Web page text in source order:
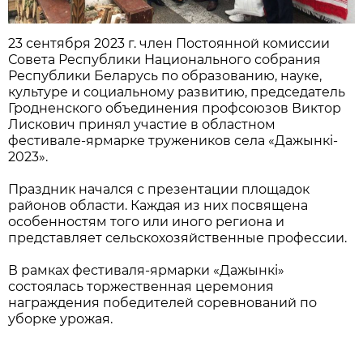
23 сентября 2023 г. член Постоянной комиссии
Совета Республики Национального собрания
Республики Беларусь по образованию, науке,
культуре и социальному развитию, председатель
Гродненского объединения профсоюзов Виктор
Лискович принял участие в областном
фестивале-ярмарке тружеников села «Дажынкi-
2023».
Праздник начался с презентации площадок
районов области. Каждая из них посвящена
особенностям того или иного региона и
представляет сельскохозяйственные профессии.
В рамках фестиваля-ярмарки «Дажынкі»
состоялась торжественная церемония
награждения победителей соревнований по
уборке урожая.